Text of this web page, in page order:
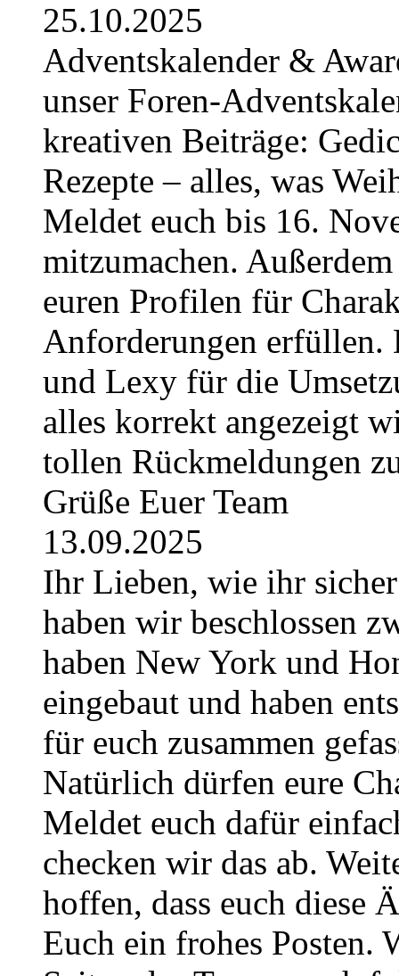
25.10.2025
Adventskalender &
unser Foren-
kreativen Beiträge:
Rezepte – alles, was
Meldet euch bis 16.
mitzumachen.
euren Profilen für
Anforderungen erfüllen.
und Lexy für die
alles korrekt angezeigt
tollen Rückmeldungen
Grüße Euer Team
13.09.2025
Ihr Lieben, wie ihr
haben wir beschlossen
haben New York und
eingebaut und haben
für euch zusammen
Natürlich dürfen eure
Meldet euch dafür
checken wir das ab.
hoffen, dass euch diese
Euch ein frohes Posten.